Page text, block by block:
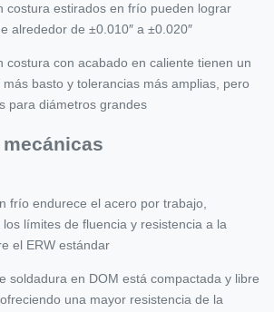
costura estirados en frío pueden lograr
alrededor de ±0.010″ a ±0.020″
costura con acabado en caliente tienen un
basto y tolerancias más amplias, pero
para diámetros grandes
frío endurece el acero por trabajo,
límites de fluencia y resistencia a la
el ERW estándar
soldadura en DOM está compactada y libre
una mayor resistencia de la